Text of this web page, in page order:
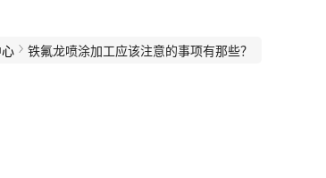
铁氟龙喷涂加工应该注意的事项有那些？